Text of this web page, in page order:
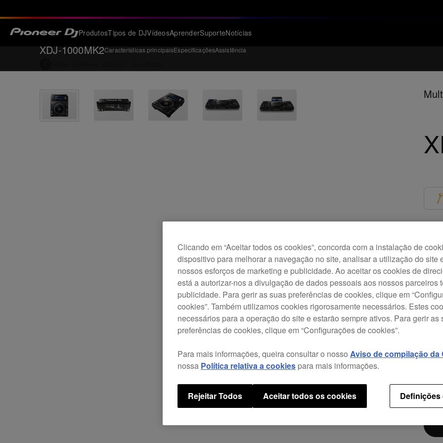
ProdutosTipos de DJVídeosAprenderSuporteNotícias
XDJ-1000MK2Características principaisEspecificaçõesAssistência
a
ecrã
bem
Clicando em “Aceitar todos os cookies”, concorda com a instalação de
dispositivo para melhorar a navegação no site, analisar a utilização do site
nossos esforços de marketing e publicidade. Ao aceitar os cookies de
está a autorizar-nos a divulgação de dados pessoais aos nossos parceiros
publicidade. Para gerir as suas preferências de cookies, clique em
cookies”. Também utilizamos cookies rigorosamente necessários. Estes
necessários para a operação do site e estarão sempre ativos. Para gerir as
preferências de cookies, clique em “Configurações de cookies”.
Para mais informações, queira consultar o nosso Aviso de compilação da
nossa Política relativa a cookies para mais informações.
Rejeitar Todos Aceitar todos os cookies